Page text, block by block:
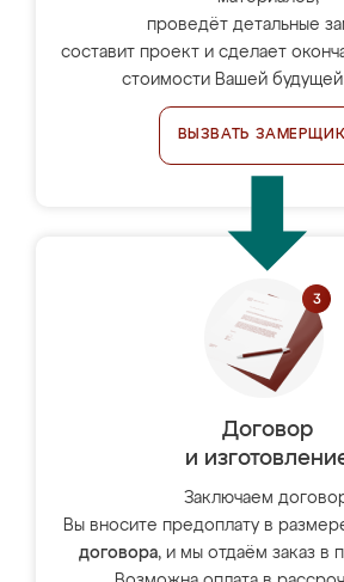
проведёт детальные
составит проект и сделает
стоимости Вашей
ВЫЗВАТЬ
Договор
и
Заключаем
Вы вносите предоплату в
договора, и мы отдаём заказ в